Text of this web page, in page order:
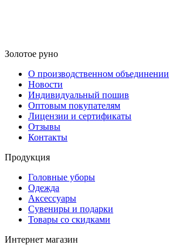
Золотое руно
О производственном объединении
Новости
Индивидуальный пошив
Оптовым покупателям
Лицензии и сертификаты
Отзывы
Контакты
Продукция
Головные уборы
Одежда
Аксессуары
Сувениры и подарки
Товары со скидками
Интернет магазин